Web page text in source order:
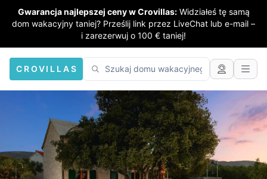
Gwarancja najlepszej ceny w Crovillas: Widziałeś tę samą
dom wakacyjny taniej? Prześlij link przez LiveChat lub e-mail –
i zarezerwuj o 100 € taniej!
CROVILLAS